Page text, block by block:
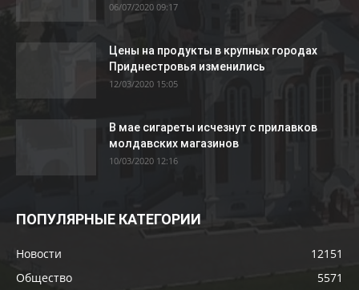
06/07/2020 09:17
Цены на продукты в крупных городах
Приднестровья изменились
12/03/2020 15:05
В мае сигареты исчезнут с прилавков
молдавских магазинов
10/03/2020 12:16
ПОПУЛЯРНЫЕ КАТЕГОРИИ
Новости
12151
Общество
5571